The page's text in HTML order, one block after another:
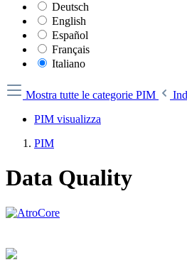
Deutsch
English
Español
Français
Italiano
Mostra tutte le categorie PIM
PIM visualizza
PIM
Data Quality